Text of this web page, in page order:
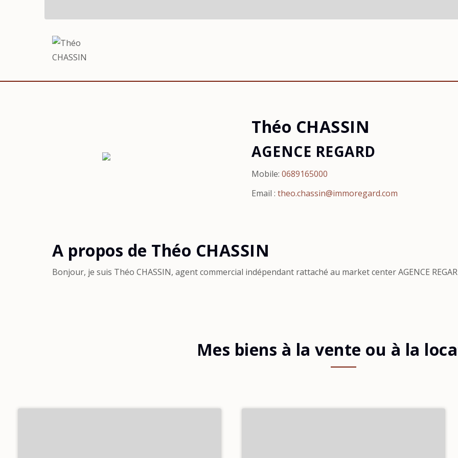
Théo CHASSIN
AGENCE REGARD
Mobile: 0689165000
Email : theo.chassin@immoregard.com
A propos de Théo CHASSIN
Bonjour, je suis Théo CHASSIN, agent commercial indépendant rattaché au market center AGENCE
Mes biens à la vente ou à la